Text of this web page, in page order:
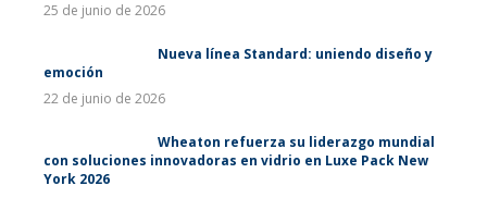
25 de junio de 2026
Nueva línea Standard: uniendo diseño y
emoción
22 de junio de 2026
Wheaton refuerza su liderazgo mundial
con soluciones innovadoras en vidrio en Luxe Pack New
York 2026